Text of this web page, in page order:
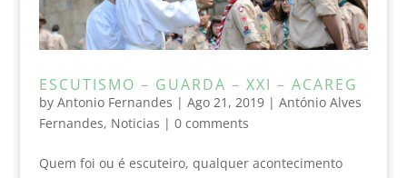
ESCUTISMO – GUARDA – XXI – ACAREG
by Antonio Fernandes | Ago 21, 2019| António Alves
Fernandes, Noticias | 0 comments
Quem foi ou é escuteiro, qualquer acontecimento